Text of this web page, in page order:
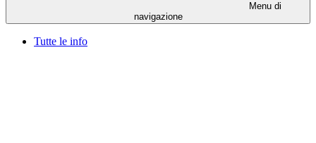
Menu di
navigazione
Tutte le info